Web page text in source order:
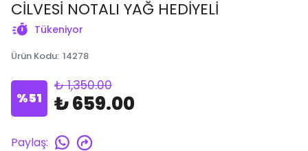
CİLVESİ NOTALI YAĞ HEDİYELİ
Tükeniyor
Ürün Kodu: 14278
%51
₺ 1,350.00
₺ 659.00
Paylaş: